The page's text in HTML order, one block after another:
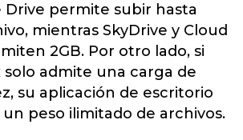
Drive permite subir hasta
mientras SkyDrive y Cloud
2GB. Por otro lado, si
admite una carga de
su aplicación de escritorio
peso ilimitado de archivos.